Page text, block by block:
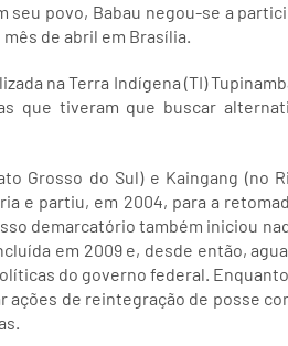
seu povo, Babau negou-se a
de abril em Brasília.
na Terra Indígena (TI)
que tiveram que buscar
Grosso do Sul) e Kaingang (no
e partiu, em 2004, para a
demarcatório também iniciou
em 2009 e, desde então,
do governo federal.
ações de reintegração de posse